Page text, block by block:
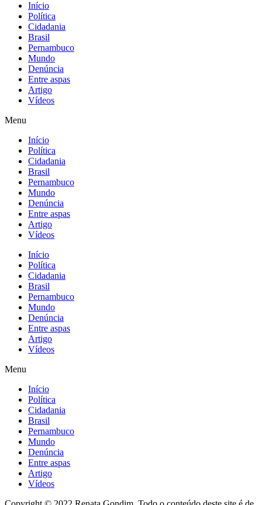
Início
Política
Cidadania
Brasil
Pernambuco
Mundo
Denúncia
Entre aspas
Artigo
Vídeos
Menu
Início
Política
Cidadania
Brasil
Pernambuco
Mundo
Denúncia
Entre aspas
Artigo
Vídeos
Início
Política
Cidadania
Brasil
Pernambuco
Mundo
Denúncia
Entre aspas
Artigo
Vídeos
Menu
Início
Política
Cidadania
Brasil
Pernambuco
Mundo
Denúncia
Entre aspas
Artigo
Vídeos